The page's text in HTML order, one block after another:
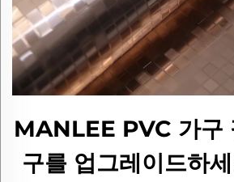
MANLEE PVC 가구
구를 업그레이드하